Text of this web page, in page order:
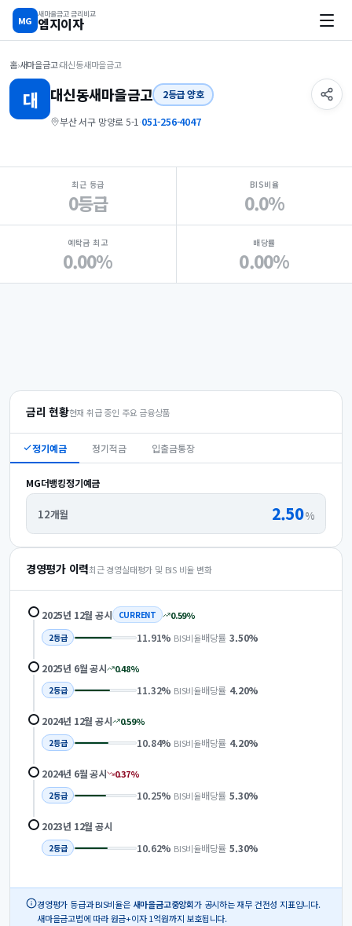
MG
새마을금고 금리비교
엠지이자
홈›새마을금고›대신동새마을금고
대 대신동새마을금고 2등급 양호
부산 서구 망양로 5-1 ·051-256-4047
지점 핵심 지표 요약
최근 등급
0등급
BIS비율
0.0%
예탁금 최고
0.00%
배당률
0.00%
금리 현황현재 취급 중인 주요 금융상품
정기예금 정기적금 입출금통장
MG더뱅킹정기예금
12개월 2.50%
경영평가 이력최근 경영실태평가 및 BIS 비율 변화
2025년 12월 공시 CURRENT 0.59%
2등급 11.91% BIS비율배당률 3.50%
2025년 6월공시 0.48%
2등급 11.32% BIS비율배당률 4.20%
2024년 12월 공시 0.59%
2등급 10.84% BIS비율배당률 4.20%
2024년 6월공시 0.37%
2등급 10.25% BIS비율배당률 5.30%
2023년 12월 공시
2등급 10.62% BIS비율배당률 5.30%
경영평가 등급과 BIS비율은 새마을금고중앙회가 공시하는 재무 건전성 지표입니다.
새마을금고법에 따라 원금+이자 1억원까지 보호됩니다.